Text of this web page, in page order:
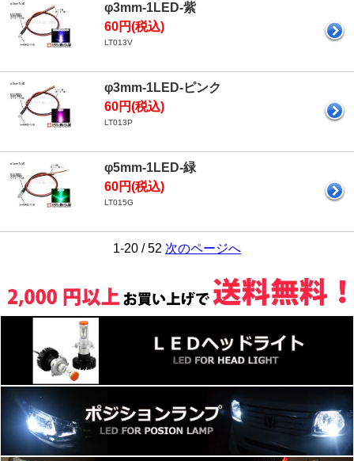
φ3mm-1LED-紫
60円(税込)
LT013V
φ3mm-1LED-ピンク
60円(税込)
LT013P
φ5mm-1LED-緑
60円(税込)
LT015G
1-20 / 52 次のページへ